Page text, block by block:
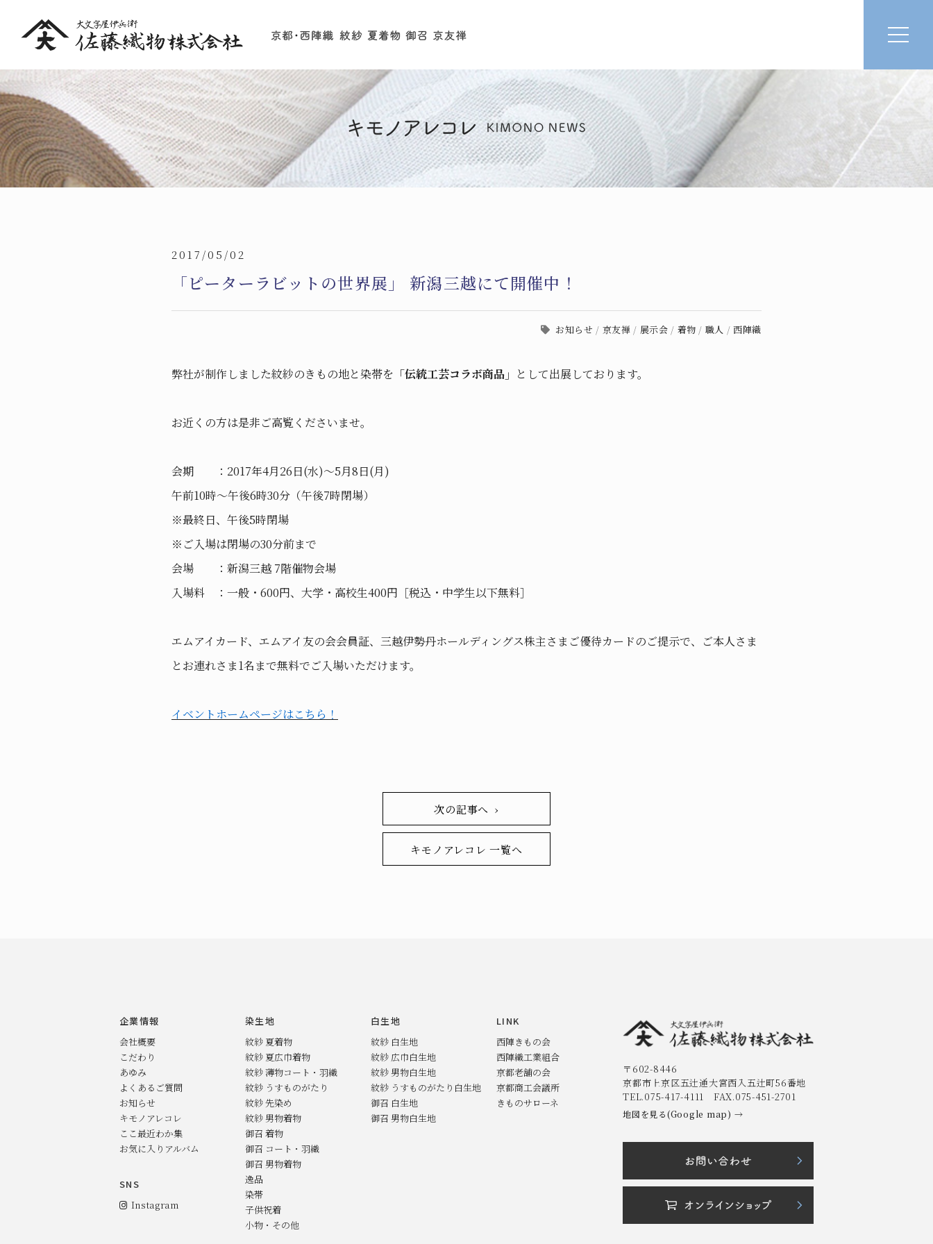
2017/05/02
「ピーターラビットの世界展」 新潟三越にて開催中！
お知らせ / 京友禅 / 展示会 / 着物 / 職人 /西陣織
弊社が制作しました紋紗のきもの地と染帯を 「伝統工芸コラボ商品」 として出展しております。
お近くの方は是非ご高覧くださいませ。
会期 ：2017年4月26日(水)～5月8日(月)
午前10時～午後6時30分（午後7時閉場）
※最終日、午後5時閉場
※ご入場は閉場の30分前まで
会場 ：新潟三越 7階催物会場
入場料 ：一般・600円、大学・高校生400円［税込・中学生以下無料］
エムアイカード、エムアイ友の会会員証、三越伊勢丹ホールディングス株主さまご優待カードのご提示で、ご本人さま
とお連れさま1名まで無料でご入場いただけます。
イベントホームページはこちら！
次の記事へ ›
キモノアレコレ 一覧へ
企業情報
会社概要
こだわり
あゆみ
よくあるご質問
お知らせ
キモノアレコレ
ここ最近わか集
お気に入りアルバム
SNS
Instagram
染生地
紋紗 夏着物
紋紗 夏広巾着物
紋紗 薄物コート・羽織
紋紗 うすものがたり
紋紗 先染め
紋紗 男物着物
御召 着物
御召 コート・羽織
御召 男物着物
逸品
染帯
子供祝着
小物・その他
白生地
紋紗 白生地
紋紗 広巾白生地
紋紗 男物白生地
紋紗 うすものがたり白生地
御召 白生地
御召 男物白生地
LINK
西陣きもの会
西陣織工業組合
京都老舗の会
京都商工会議所
きものサローネ
〒602-8446
京都市上京区五辻通大宮西入五辻町56番地
TEL.075-417-4111 FAX.075-451-2701
地図を見る(Google map) →